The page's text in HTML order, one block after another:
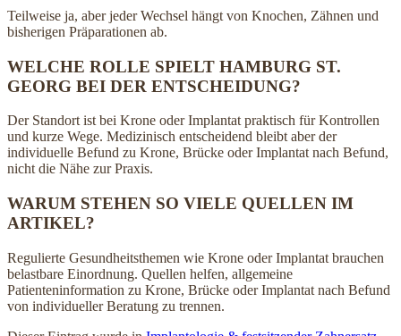
Teilweise ja, aber jeder Wechsel hängt von Knochen, Zähnen und
bisherigen Präparationen ab.
WELCHE ROLLE SPIELT HAMBURG ST.
GEORG BEI DER ENTSCHEIDUNG?
Der Standort ist bei Krone oder Implantat praktisch für Kontrollen
und kurze Wege. Medizinisch entscheidend bleibt aber der
individuelle Befund zu Krone, Brücke oder Implantat nach Befund,
nicht die Nähe zur Praxis.
WARUM STEHEN SO VIELE QUELLEN IM
ARTIKEL?
Regulierte Gesundheitsthemen wie Krone oder Implantat brauchen
belastbare Einordnung. Quellen helfen, allgemeine
Patienteninformation zu Krone, Brücke oder Implantat nach Befund
von individueller Beratung zu trennen.